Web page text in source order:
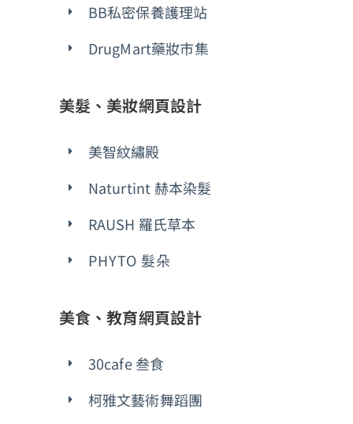
BB私密保養護理站
DrugMart藥妝市集
美髮、美妝網頁設計
美智紋繡殿
Naturtint 赫本染髮
RAUSH 羅氏草本
PHYTO 髮朵
美食、教育網頁設計
30cafe 叁食
柯雅文藝術舞蹈團